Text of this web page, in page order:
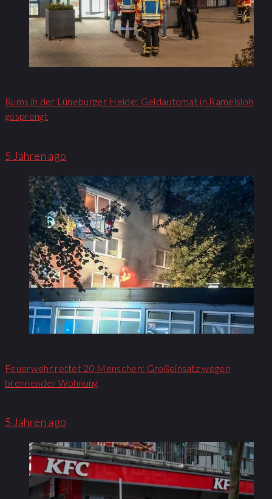
Rums in der Lüneburger Heide: Geldautomat in Ramelsloh
gesprengt
5 Jahren ago
Feuerwehr rettet 20 Menschen: Großeinsatz wegen
brennender Wohnung​
5 Jahren ago